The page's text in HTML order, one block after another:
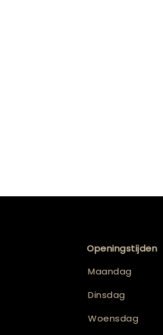
Openingstijden
Maandag
Dinsdag
Woensdag